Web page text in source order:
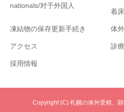
nationals/对于外国人
着
凍結物の保存更新手続き 体
アクセス 診
採用情報
Copyright (C) 札幌の体外受精、顕